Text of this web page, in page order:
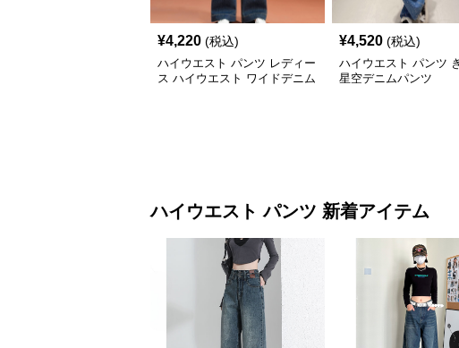
¥4,220 (税込)
ハイウエスト パンツ レディー
ス ハイウエスト ワイドデニム
¥4,520 (税込)
ハイウエスト パンツ
星空デニムパンツ
ハイウエスト パンツ 新着アイテム